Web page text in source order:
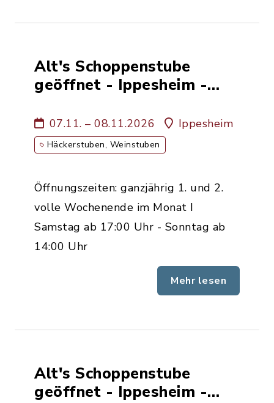
Alt's Schoppenstube
geöffnet - Ippesheim -
07.11. – 08.11.2026 Ippesheim
Häckerstuben, Weinstuben
Öffnungszeiten: ganzjährig 1. und 2.
volle Wochenende im Monat ǀ
Samstag ab 17:00 Uhr - Sonntag ab
14:00 Uhr
Mehr lesen
Alt's Schoppenstube
geöffnet - Ippesheim -